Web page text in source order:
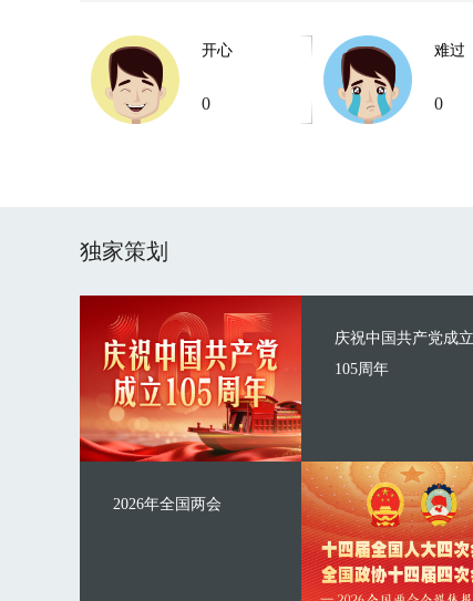
开心
0
难过
0
独家策划
庆祝中国共产党成立
105周年
2026年全国两会